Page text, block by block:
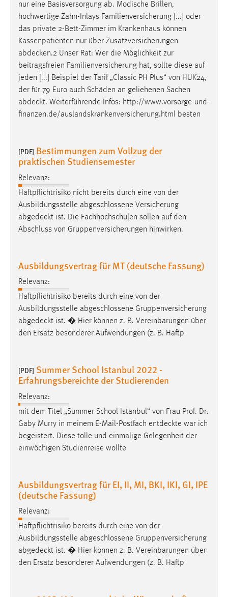
nur eine Basisversorgung ab. Modische Brillen,
hochwertige Zahn-Inlays Familienversicherung [...] oder
das private 2-Bett-Zimmer im Krankenhaus können
Kassenpatienten nur über Zusatzversicherungen
abdecken.2 Unser Rat: Wer die Möglichkeit zur
beitragsfreien Familienversicherung hat, sollte diese auf
jeden [...] Beispiel der Tarif „Classic PH Plus“ von HUK24,
der für 79 Euro auch Schäden an geliehenen Sachen
abdeckt. Weiterführende Infos: http://www.vorsorge-und-
finanzen.de/auslandskrankenversicherung.html besten
[PDF] Bestimmungen zum Vollzug der
praktischen Studiensemester
Relevanz:
Haftpflichtrisiko nicht bereits durch eine von der
Ausbildungsstelle abgeschlossene Versicherung
abgedeckt ist. Die Fachhochschulen sollen auf den
Abschluss von Gruppenversicherungen hinwirken.
Ausbildungsvertrag für MT (deutsche Fassung)
Relevanz:
Haftpflichtrisiko bereits durch eine von der
Ausbildungsstelle abgeschlossene Gruppenversicherung
abgedeckt ist. � Hier können z. B. Vereinbarungen über
den Ersatz besonderer Aufwendungen (z. B. Haftp
[PDF] Summer School Istanbul 2022 -
Erfahrungsbereichte der Studierenden
Relevanz:
mit dem Titel „Summer School Istanbul“ von Frau Prof. Dr.
Gaby Murry in meinem E-Mail-Postfach entdeckte war ich
begeistert. Diese tolle und einmalige Gelegenheit der
einwöchigen Studienreise wollte
Ausbildungsvertrag für EI, II, MI, BKI, IKI, GI, IPE
(deutsche Fassung)
Relevanz:
Haftpflichtrisiko bereits durch eine von der
Ausbildungsstelle abgeschlossene Gruppenversicherung
abgedeckt ist. � Hier können z. B. Vereinbarungen über
den Ersatz besonderer Aufwendungen (z. B. Haftp
STATISTIK
Statistik Cookies erfassen Informationen anonym.
Diese Informationen helfen uns zu verstehen, wie
unsere Besucher unsere Website nutzen.
Matomo
Name:
_pk_ref, _pk_cvar, _pk_id, _pk_ses
Cookie Laufzeit:
MARKETING
Marketing Cookies werden von Drittanbietern
hinweg verfolgen.
Google Ads
Name:
_gcl_au
Anbieter:
Zweck:
Conversion-Tracking
Cookie Laufzeit:
3 Monate
Facebook Pixel
Anbieter:
Facebook
Zweck:
Conversion-Tracking
Cookie Laufzeit:
3 Monate